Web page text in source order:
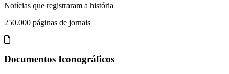
Notícias que registraram a história
250.000 páginas de jornais
Documentos Iconográficos